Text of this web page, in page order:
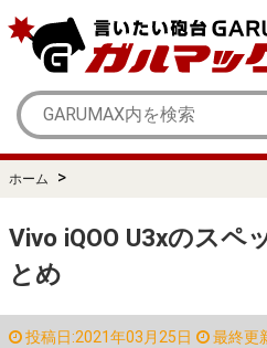
ホーム >
Vivo iQOO U3xのスペ
とめ
投稿日:2021年03月25日 最終更